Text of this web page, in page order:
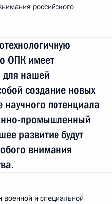
российского
ОПК имеет
для нашей
создание новых
научного потенциала
промышленный
развитие будут
внимания
военной и специальной